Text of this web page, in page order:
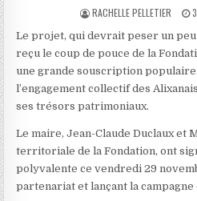
AUTHOR:
RACHELLE PELLETIER
Le projet, qui devrait peser un peu
reçu le coup de pouce de la
une grande souscription
l’engagement collectif des
ses trésors patrimoniaux.
Le maire, Jean-Claude Duclaux et
territoriale de la Fondation, ont
polyvalente ce vendredi 29
partenariat et lançant la campagne